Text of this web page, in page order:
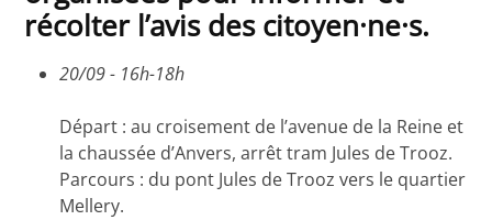
récolter l’avis des citoyen·ne·s.
20/09 - 16h-18h
Départ : au croisement de l’avenue de la Reine et
la chaussée d’Anvers, arrêt tram Jules de Trooz.
Parcours : du pont Jules de Trooz vers le quartier
Mellery.